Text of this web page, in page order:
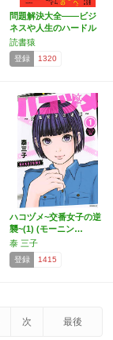
問題解決大全――ビジ
ネスや人生のハードル
を乗…
読書猿
登録 1320
ハコヅメ~交番女子の逆
襲~(1) (モーニン…
泰 三子
登録 1415
次 最後